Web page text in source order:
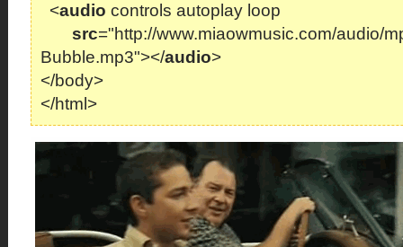
<audio controls autoplay loop
src="http://www.miaowmusic.com/audio/
Bubble.mp3"></audio>
</body>
</html>